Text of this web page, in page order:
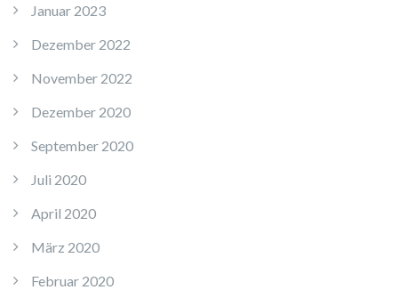
Januar 2023
Dezember 2022
November 2022
Dezember 2020
September 2020
Juli 2020
April 2020
März 2020
Februar 2020